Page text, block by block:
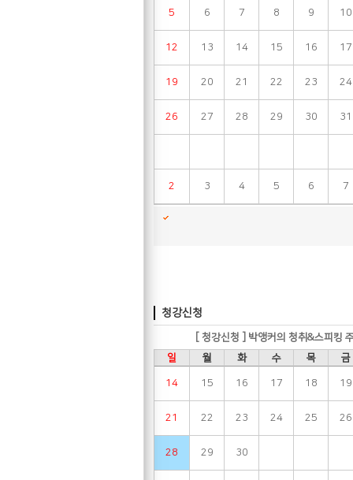
5 6 7 8 9 10
12 13 14 15 16 17
19 20 21 22 23 24
26 27 28 29 30 31
2 3 4 5 6 7
청강신청
[ 청강신청 ] 박앵커의 청취&스피킹
일
월 화 수 목 금
14 15 16 17 18 19
21 22 23 24 25 26
28 29 30